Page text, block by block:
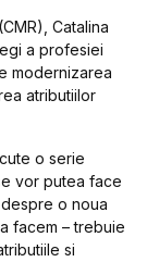
Catalina
a profesiei
modernizarea
atributiilor
o serie
vor putea face
o noua
facem – trebuie
si